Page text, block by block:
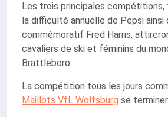
Les trois principales compétitions,
la difficulté annuelle de Pepsi ainsi
commémoratif Fred Harris,
cavaliers de ski et féminins du
Brattleboro.
La compétition tous les jours
Maillots VfL Wolfsburg se